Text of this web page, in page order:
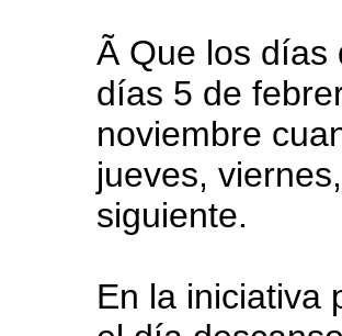
Ã Que los días
días 5 de
noviembre
jueves,
siguiente.
En la iniciativa